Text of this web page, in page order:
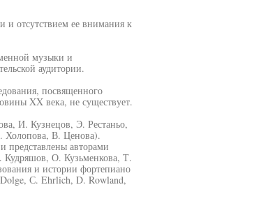
и отсутствием ее внимания к
музыки и
аудитории.
посвященного
XX века, не существует.
И. Кузнецов, Э. Рестаньо,
В. Ценова).
представлены авторами
Кудряшов, О. Кузьменкова, Т.
и истории фортепиано
С. Ehrlich, D. Rowland,